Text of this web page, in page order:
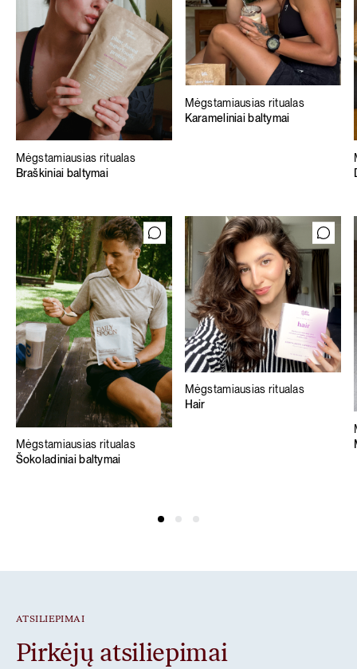
Mėgstamiausias ritualas
Braškiniai baltymai
Mėgstamiausias ritualas
Karameliniai baltymai
Mėgstamiausias ritualas
Šokoladiniai baltymai
Mėgstamiausias ritualas
Hair
ATSILIEPIMAI
Pirkėjų atsiliepimai